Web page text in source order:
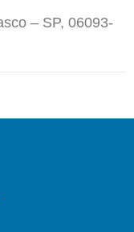
– SP, 06093-